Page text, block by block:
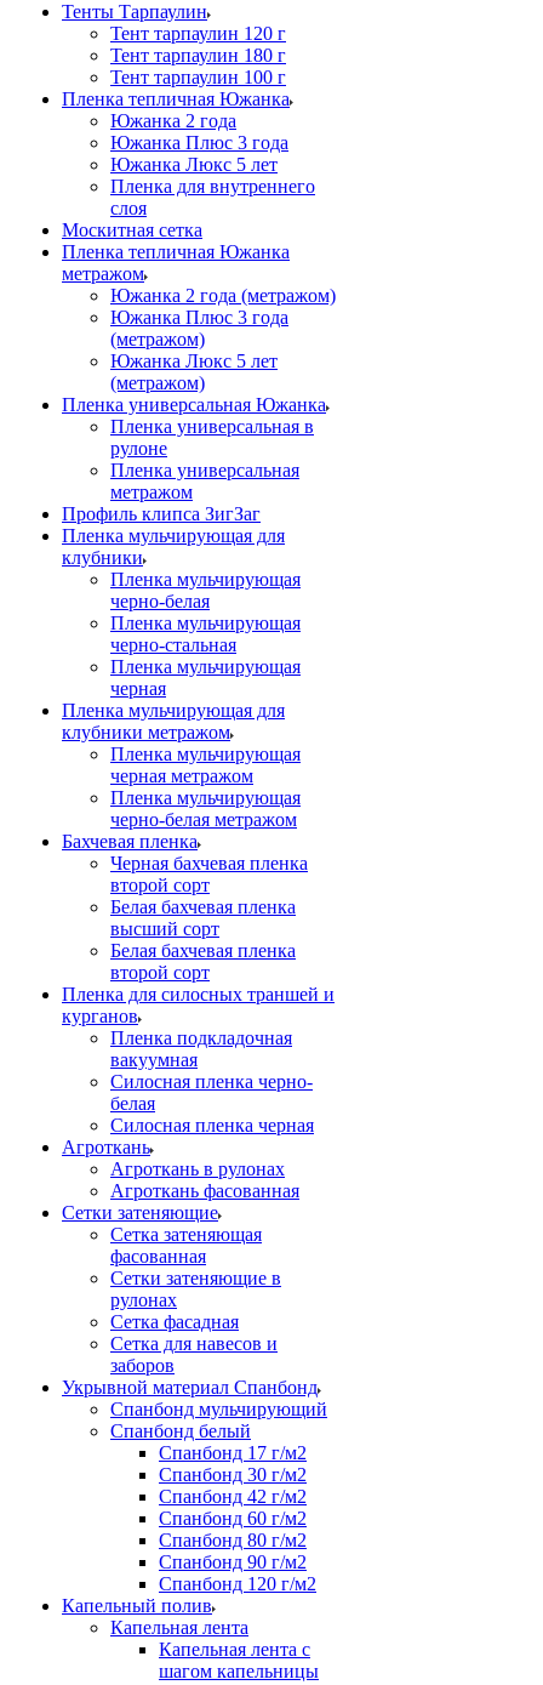
Тенты Тарпаулин
Тент тарпаулин 120 г
Тент тарпаулин 180 г
Тент тарпаулин 100 г
Пленка тепличная Южанка
Южанка 2 года
Южанка Плюс 3 года
Южанка Люкс 5 лет
Пленка для внутреннего
слоя
Москитная сетка
Пленка тепличная Южанка
метражом
Южанка 2 года (метражом)
Южанка Плюс 3 года
(метражом)
Южанка Люкс 5 лет
(метражом)
Пленка универсальная Южанка
Пленка универсальная в
рулоне
Пленка универсальная
метражом
Профиль клипса ЗигЗаг
Пленка мульчирующая для
клубники
Пленка мульчирующая
черно-белая
Пленка мульчирующая
черно-стальная
Пленка мульчирующая
черная
Пленка мульчирующая для
клубники метражом
Пленка мульчирующая
черная метражом
Пленка мульчирующая
черно-белая метражом
Бахчевая пленка
Черная бахчевая пленка
второй сорт
Белая бахчевая пленка
высший сорт
Белая бахчевая пленка
второй сорт
Пленка для силосных траншей и
курганов
Пленка подкладочная
вакуумная
Силосная пленка черно-
белая
Силосная пленка черная
Агроткань
Агроткань в рулонах
Агроткань фасованная
Сетки затеняющие
Сетка затеняющая
фасованная
Сетки затеняющие в
рулонах
Сетка фасадная
Сетка для навесов и
заборов
Укрывной материал Спанбонд
Спанбонд мульчирующий
Спанбонд белый
Спанбонд 17 г/м2
Спанбонд 30 г/м2
Спанбонд 42 г/м2
Спанбонд 60 г/м2
Спанбонд 80 г/м2
Спанбонд 90 г/м2
Спанбонд 120 г/м2
Капельный полив
Капельная лента
Капельная лента с
шагом капельницы